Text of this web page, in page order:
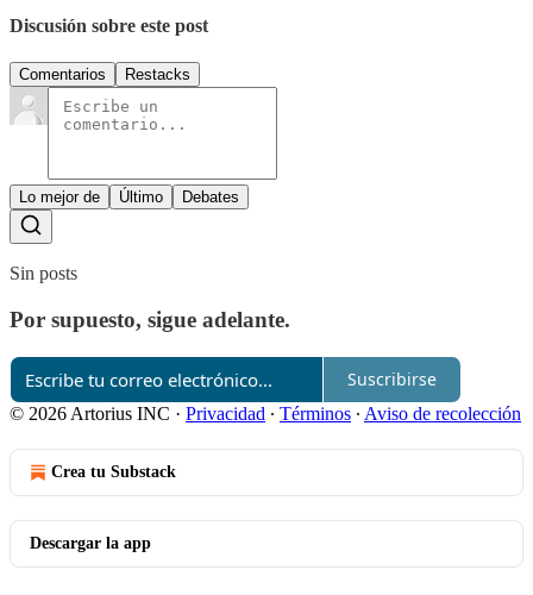
Discusión sobre este post
Comentarios Restacks
Lo mejor de Último Debates
Sin posts
Por supuesto, sigue adelante.
Suscribirse
© 2026 Artorius INC · Privacidad ∙ Términos ∙ Aviso de recolección
Crea tu Substack
Descargar la app